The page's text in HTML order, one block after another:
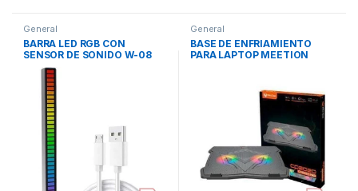
General
BARRA LED RGB CON
SENSOR DE SONIDO W-08
General
BASE DE ENFRIAMIENTO
PARA LAPTOP MEETION